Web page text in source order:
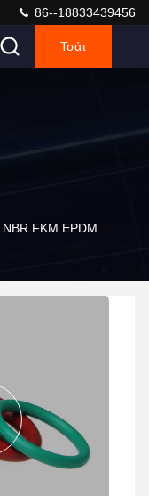
86--18833439456
Τσάτ
NBR FKM EPDM